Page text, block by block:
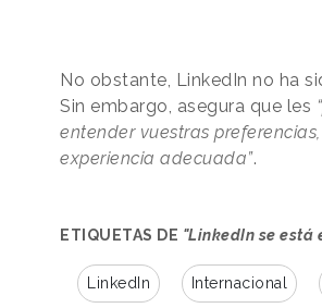
No obstante, LinkedIn no ha
Sin embargo, asegura que les
entender vuestras
experiencia adecuada”.
ETIQUETAS DE "LinkedIn se está
LinkedIn Internacional